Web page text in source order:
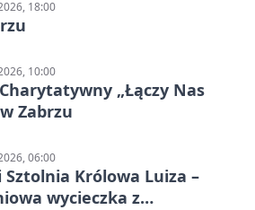
18:00
10:00
„Łączy Nas
Zabrzu
06:00
Sztolnia Królowa Luiza –
wycieczka z